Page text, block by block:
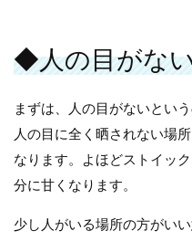
◆人の目がな
まずは、人の目がないとい
人の目に全く晒されない場
なります。よほどストイッ
分に甘くなります。
少し人がいる場所の方がい